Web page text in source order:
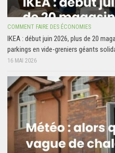
COMMENT FAIRE DES ÉCONOMIES
IKEA : début juin 2026, plus de 20
parkings en vide-greniers géants
16 MAI 2026